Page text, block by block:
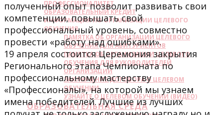
ПРОФЕССИОНАЛИТЕТ
ОБРАЗОВАТЕЛЬНЫЙ КРЕДИТ
ИНФОРМАЦИЯ ПО ОРГАНИЗАЦИИ ЦЕЛЕВОГО
ОБУЧЕНИЯ
ПАМЯТКА ОБ ОРГАНИЗАЦИИ ЦЕЛЕВОГО
ОБУЧЕНИЯ ДЛЯ АБИТУРИЕНТОВ
ПАМЯТКА ОБ ОРГАНИЗАЦИИ ЦЕЛЕВОГО
ОБУЧЕНИЯ ДЛЯ РУКОВОДИТЕЛЕЙ
ОРГАНИЗАЦИИ
ЗАКЛЮЧЕНИЕ ДОГОВОРА О ЦЕЛЕВОМ
ОБУЧЕНИИ
УЗНАЙТЕ О ЦЕЛЕВОМ ОБУЧЕНИИ (ВИДЕО)
ОБРАЗОВАТЕЛЬНАЯ СРЕДА
полученный опыт позволит развивать свои
компетенции, повышать свой
профессиональный уровень, совместно
провести «работу над ошибками».
19 апреля состоится Церемония закрытия
Регионального этапа Чемпионата по
профессиональному мастерству
«Профессионалы», на которой мы узнаем
имена победителей. Лучшие из лучших